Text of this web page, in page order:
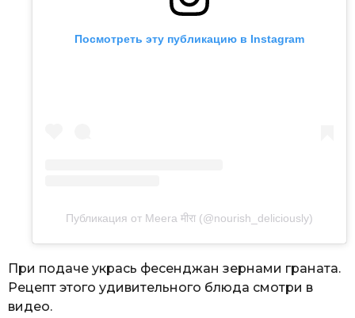
Посмотреть эту публикацию в Instagram
Публикация от Meera मीरा (@nourish_deliciously)
При подаче укрась фесенджан зернами граната.
Рецепт этого удивительного блюда смотри в
видео.